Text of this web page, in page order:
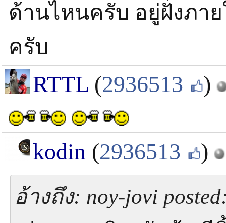
ด้านไหนครับ อยู่ฝั่งภา
ครับ
RTTL (2936513 )
kodin (2936513 )
อ้างถึง: noy-jovi